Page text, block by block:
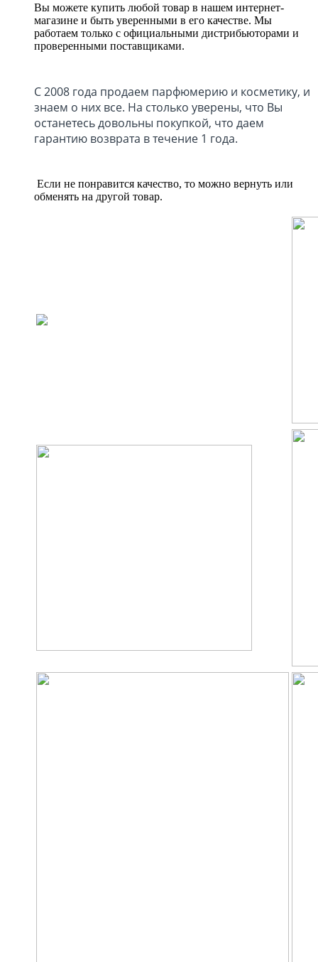
Вы можете купить любой товар в нашем интернет-
магазине и быть уверенными в его качестве. Мы
работаем только с официальными дистрибьюторами и
проверенными поставщиками.
С 2008 года продаем парфюмерию и косметику, и
знаем о них все. На столько уверены, что Вы
останетесь довольны покупкой, что даем
гарантию возврата в течение 1 года.
Если не понравится качество, то можно вернуть или
обменять на другой товар.